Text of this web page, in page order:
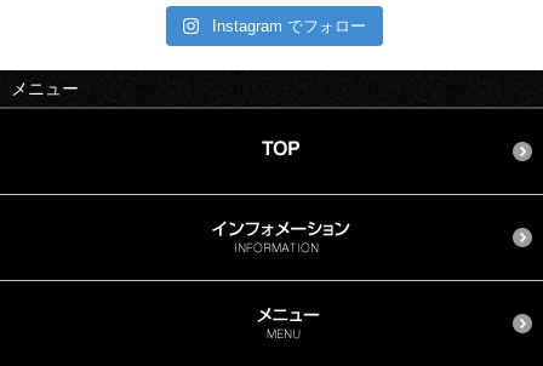
Instagram でフォロー
メニュー